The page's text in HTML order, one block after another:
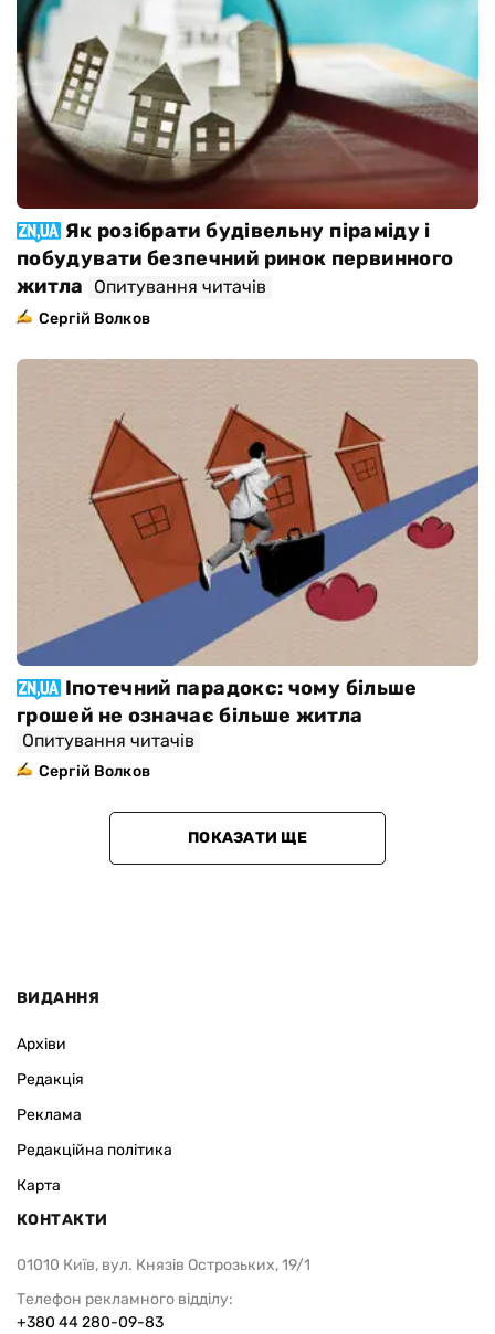
Як розібрати будівельну піраміду і
побудувати безпечний ринок первинного
житла
Опитування читачів
Сергій Волков
Іпотечний парадокс: чому більше
грошей не означає більше житла
Опитування читачів
Сергій Волков
ПОКАЗАТИ ЩЕ
ВИДАННЯ
Архіви
Редакція
Реклама
Редакційна політика
Карта
КОНТАКТИ
01010 Київ, вул. Князів Острозьких, 19/1
Телефон рекламного відділу:
+380 44 280-09-83